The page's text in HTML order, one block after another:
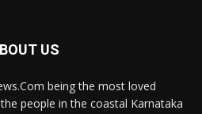
US
being the most loved
people in the coastal Karnataka